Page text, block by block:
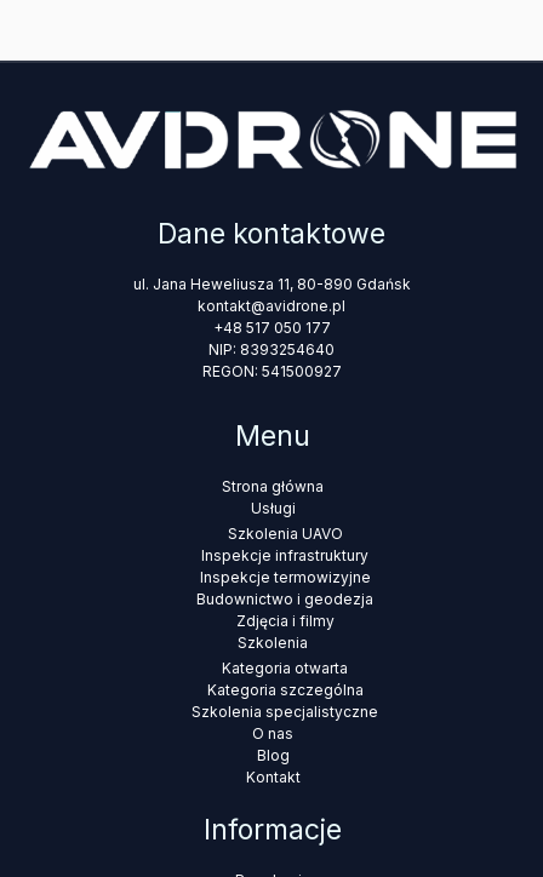
Dane kontaktowe
ul. Jana Heweliusza 11, 80-890 Gdańsk
kontakt@avidrone.pl
+48 517 050 177
NIP: 8393254640
REGON: 541500927
Menu
Strona główna
Usługi
Szkolenia UAVO
Inspekcje infrastruktury
Inspekcje termowizyjne
Budownictwo i geodezja
Zdjęcia i filmy
Szkolenia
Kategoria otwarta
Kategoria szczególna
Szkolenia specjalistyczne
O nas
Blog
Kontakt
Informacje